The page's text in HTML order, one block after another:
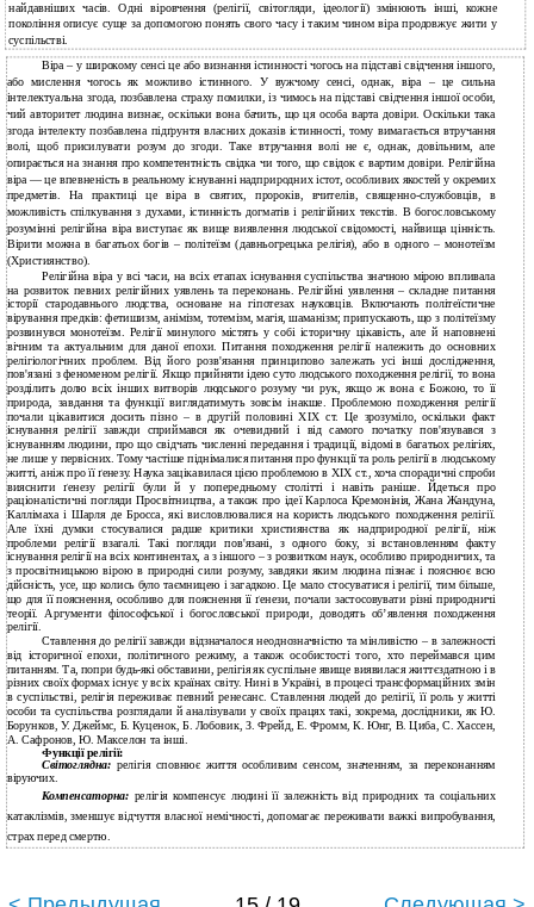
найдавніших часів. Одні віровчення (релігії, світогляди, ідеології) змінюють інші, кожне
покоління описує суще за допомогою понять свого часу і таким чином віра продовжує жити у
суспільстві.
Віра – у широкому сенсі це або визнання істинності чогось на підставі свідчення іншого,
або мислення чогось як можливо істинного. У вужчому сенсі, однак, віра – це сильна
інтелектуальна згода, позбавлена страху помилки, із чимось на підставі свідчення іншої особи,
чий авторитет людина визнає, оскільки вона бачить, що ця особа варта довіри. Оскільки така
згода інтелекту позбавлена підґрунтя власних доказів істинності, тому вимагається втручання
волі, щоб присилувати розум до згоди. Таке втручання волі не є, однак, довільним, але
опирається на знання про компетентність свідка чи того, що свідок є вартим довіри. Релігійна
віра — це впевненість в реальному існуванні надприродних істот, особливих якостей у окремих
предметів. На практиці це віра в святих, пророків, вчителів, священно-службовців, в
можливість спілкування з духами, істинність догматів і релігійних текстів. В богословському
розумінні релігійна віра виступає як вище виявлення людської свідомості, найвища цінність.
Вірити можна в багатьох богів – політеїзм (давньогрецька релігія), або в одного – монотеїзм
(Християнство).
Релігійна віра у всі часи, на всіх етапах існування суспільства значною мірою впливала
на розвиток певних релігійних уявлень та переконань. Релігійні уявлення – складне питання
історії стародавнього людства, основане на гіпотезах науковців. Включають політеїстичне
вірування предків: фетишизм, анімізм, тотемізм, магія, шаманізм; припускають, що з політеїзму
розвинувся монотеїзм. Релігії минулого містять у собі історичну цікавість, але й наповнені
вічним та актуальним для даної епохи. Питання походження релігії належить до основних
релігіологічних проблем. Від його розв'язання принципово залежать усі інші дослідження,
пов'язані з феноменом релігії. Якщо прийняти ідею суто людського походження релігії, то вона
розділить долю всіх інших витворів людського розуму чи рук, якщо ж вона є Божою, то її
природа, завдання та функції виглядатимуть зовсім інакше. Проблемою походження релігії
почали цікавитися досить пізно – в другій половині XIX ст. Це зрозуміло, оскільки факт
існування релігії завжди сприймався як очевидний і від самого початку пов'язувався з
існуванням людини, про що свідчать численні передання і традиції, відомі в багатьох релігіях,
не лише у первісних. Тому частіше піднімалися питання про функції та роль релігії в людському
житті, аніж про її ґенезу. Наука зацікавилася цією проблемою в XIX ст., хоча спорадичні спроби
вияснити ґенезу релігії були й у попередньому столітті і навіть раніше. Йдеться про
раціоналістичні погляди Просвітництва, а також про ідеї Карлоса Кремонінія, Жана Жандуна,
Каллімаха і Шарля де Бросса, які висловлювалися на користь людського походження релігії.
Але їхні думки стосувалися радше критики християнства як надприродної релігії, ніж
проблеми релігії взагалі. Такі погляди пов'язані, з одного боку, зі встановленням факту
існування релігії на всіх континентах, а з іншого – з розвитком наук, особливо природничих, та
з просвітницькою вірою в природні сили розуму, завдяки яким людина пізнає і пояснює всю
дійсність, усе, що колись було таємницею і загадкою. Це мало стосуватися і релігії, тим більше,
що для її пояснення, особливо для пояснення її ґенези, почали застосовувати різні природничі
теорії. Аргументи філософської і богословської природи, доводять об’явлення походження
релігії.
Ставлення до релігії завжди відзначалося неоднозначністю та мінливістю – в залежності
від історичної епохи, політичного режиму, а також особистості того, хто переймався цим
питанням. Та, попри будь-які обставини, релігія як суспільне явище виявилася життєздатною і в
різних своїх формах існує у всіх країнах світу. Нині в Україні, в процесі трансформаційних змін
в суспільстві, релігія переживає певний ренесанс. Ставлення людей до релігії, її роль у житті
особи та суспільства розглядали й аналізували у своїх працях такі, зокрема, дослідники, як Ю.
Борунков, У. Джеймс, Б. Куценок, Б. Лобовик, З. Фрейд, Е. Фромм, К. Юнг, В. Циба, С. Хассен,
А. Сафронов, Ю. Макселон та інші.
Функції релігії:
Світоглядна:релігія сповнює життя особливим сенсом, значенням, за переконанням
віруючих.
Компенсаторна: релігія компенсує людині її залежність від природних та соціальних
катаклізмів, зменшує відчуття власної немічності, допомагає переживати важкі випробування,
страх перед смертю.